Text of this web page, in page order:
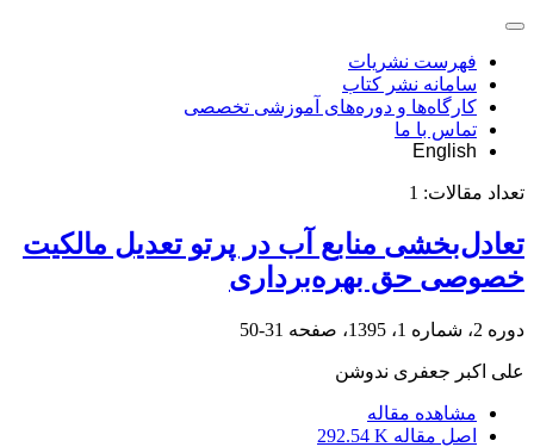
فهرست نشریات
سامانه نشر کتاب
کارگاه‌ها و دوره‌های آموزشی تخصصی
تماس با ما
English
تعداد مقالات: 1
تعادل‌بخشی منابع آب در پرتو تعدیل مالکیت
خصوصی حق بهره‌برداری
دوره 2، شماره 1، 1395، صفحه 31-50
علی اکبر جعفری ندوشن
مشاهده مقاله
اصل مقاله 292.54 K